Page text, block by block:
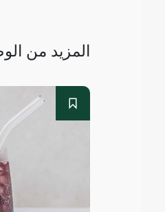
المزيد من